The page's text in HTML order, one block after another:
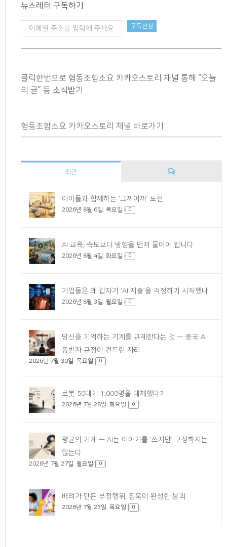
뉴스레터 구독하기
클릭한번으로 협동조합소요 카카오스토리 채널 통해 “오늘
의 글” 등 소식받기
협동조합소요 카카오스토리 채널 바로가기
최근
아이들과 함께하는 ‘그까이꺼’ 도전
2026년 8월 6일. 목요일 0
AI 교육, 속도보다 방향을 먼저 물어야 합니다
2026년 8월 4일. 화요일 0
기업들은 왜 갑자기 ‘AI 지출’을 걱정하기 시작했나
2026년 8월 3일. 월요일 0
당신을 기억하는 기계를 규제한다는 것 — 중국 AI
동반자 규정이 건드린 자리
2026년 7월 30일. 목요일 0
로봇 50대가 1,000명을 대체했다?
2026년 7월 28일. 화요일 0
평균의 기계 — AI는 이야기를 ‘쓰지만’ 구상하지는
않는다
2026년 7월 27일. 월요일 0
배려가 만든 부정행위, 침묵이 완성한 붕괴
2026년 7월 23일. 목요일 0